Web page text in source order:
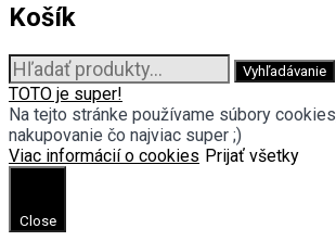
Košík
Hľadať: Vyhľadávanie
TOTO je super!
Na tejto stránke používame súbory
nakupovanie čo najviac super ;)
Viac informácií o cookies Prijať všetky
Close